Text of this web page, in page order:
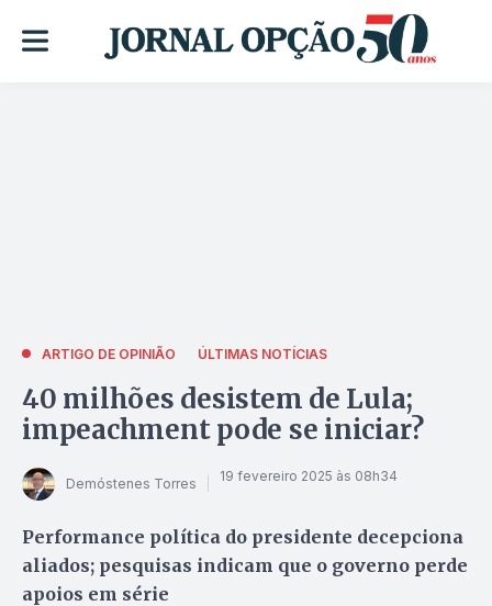
ARTIGO DE OPINIÃO ÚLTIMAS NOTÍCIAS
40 milhões desistem de Lula;
impeachment pode se iniciar?
Demóstenes Torres 19 fevereiro 2025 às 08h34
Performance política do presidente decepciona
aliados; pesquisas indicam que o governo perde
apoios em série